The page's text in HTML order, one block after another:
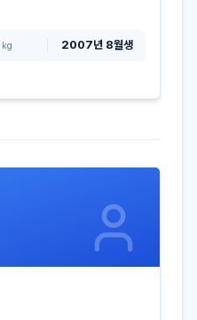
kg 2007년 8월생